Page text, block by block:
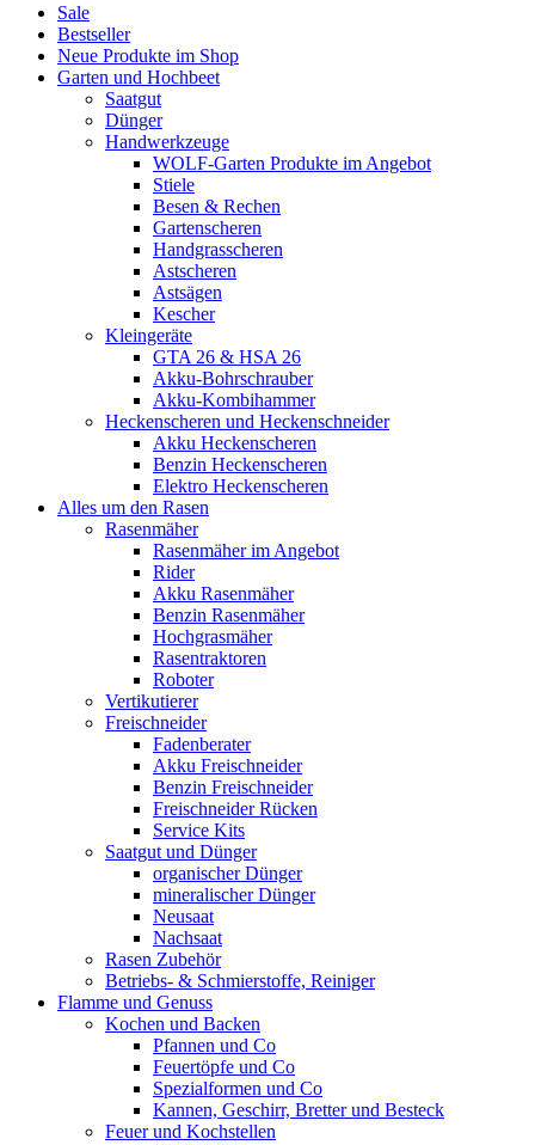
Sale
Bestseller
Neue Produkte im Shop
Garten und Hochbeet
Saatgut
Dünger
Handwerkzeuge
WOLF-Garten Produkte im Angebot
Stiele
Besen & Rechen
Gartenscheren
Handgrasscheren
Astscheren
Astsägen
Kescher
Kleingeräte
GTA 26 & HSA 26
Akku-Bohrschrauber
Akku-Kombihammer
Heckenscheren und Heckenschneider
Akku Heckenscheren
Benzin Heckenscheren
Elektro Heckenscheren
Alles um den Rasen
Rasenmäher
Rasenmäher im Angebot
Rider
Akku Rasenmäher
Benzin Rasenmäher
Hochgrasmäher
Rasentraktoren
Roboter
Vertikutierer
Freischneider
Fadenberater
Akku Freischneider
Benzin Freischneider
Freischneider Rücken
Service Kits
Saatgut und Dünger
organischer Dünger
mineralischer Dünger
Neusaat
Nachsaat
Rasen Zubehör
Betriebs- & Schmierstoffe, Reiniger
Flamme und Genuss
Kochen und Backen
Pfannen und Co
Feuertöpfe und Co
Spezialformen und Co
Kannen, Geschirr, Bretter und Besteck
Feuer und Kochstellen